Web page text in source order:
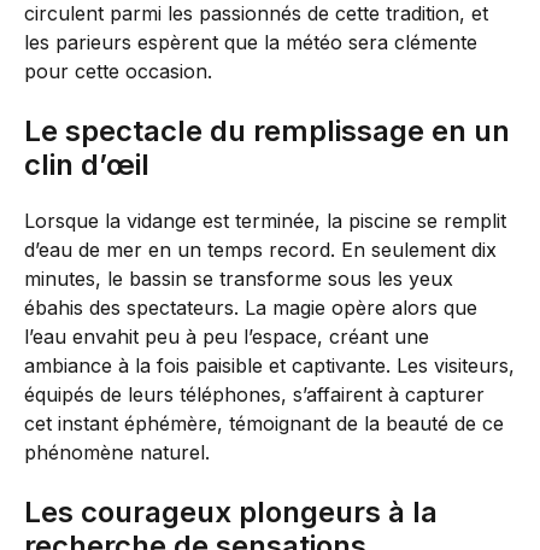
circulent parmi les passionnés de cette tradition, et
les parieurs espèrent que la météo sera clémente
pour cette occasion.
Le spectacle du remplissage en un
clin d’œil
Lorsque la vidange est terminée, la piscine se remplit
d’eau de mer en un temps record. En seulement dix
minutes, le bassin se transforme sous les yeux
ébahis des spectateurs. La magie opère alors que
l’eau envahit peu à peu l’espace, créant une
ambiance à la fois paisible et captivante. Les visiteurs,
équipés de leurs téléphones, s’affairent à capturer
cet instant éphémère, témoignant de la beauté de ce
phénomène naturel.
Les courageux plongeurs à la